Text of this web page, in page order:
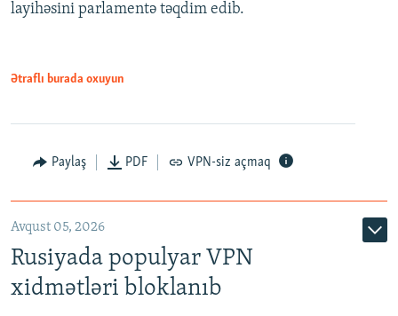
720p 1080p
layihəsini parlamentə təqdim edib.
Ətraflı burada oxuyun
Paylaş PDF VPN-siz açmaq
Avqust 05, 2026
Rusiyada populyar VPN
xidmətləri bloklanıb